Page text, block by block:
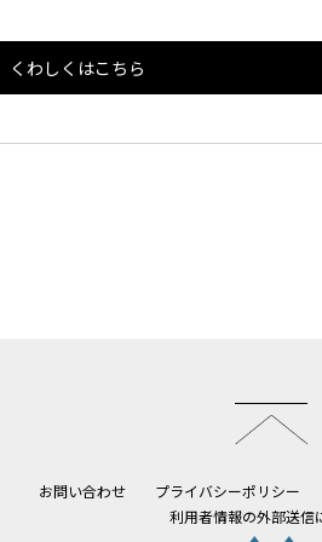
くわしくはこちら
お問い合わせ プライバシーポリシー
利用者情報の外部送信